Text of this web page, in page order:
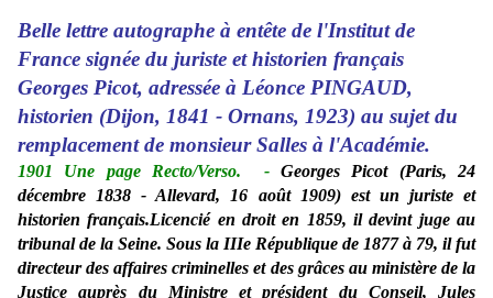
Belle lettre autographe à entête de l'Institut de
France signée du juriste et historien français
Georges Picot, adressée à Léonce PINGAUD,
historien (Dijon, 1841 - Ornans, 1923) au sujet du
remplacement de monsieur Salles à l'Académie.
1901 Une page Recto/Verso. -Georges Picot (Paris, 24
décembre 1838 - Allevard, 16 août 1909) est un juriste et
historien français.Licencié en droit en 1859, il devint juge au
tribunal de la Seine. Sous la IIIe République de 1877 à 79, il fut
directeur des affaires criminelles et des grâces au ministère de la
Justice auprès du Ministre et président du Conseil, Jules